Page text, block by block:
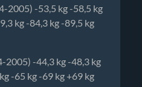
2005) -53,5 kg -58,5 kg
kg -84,3 kg -89,5 kg
2005) -44,3 kg -48,3 kg
-65 kg -69 kg +69 kg